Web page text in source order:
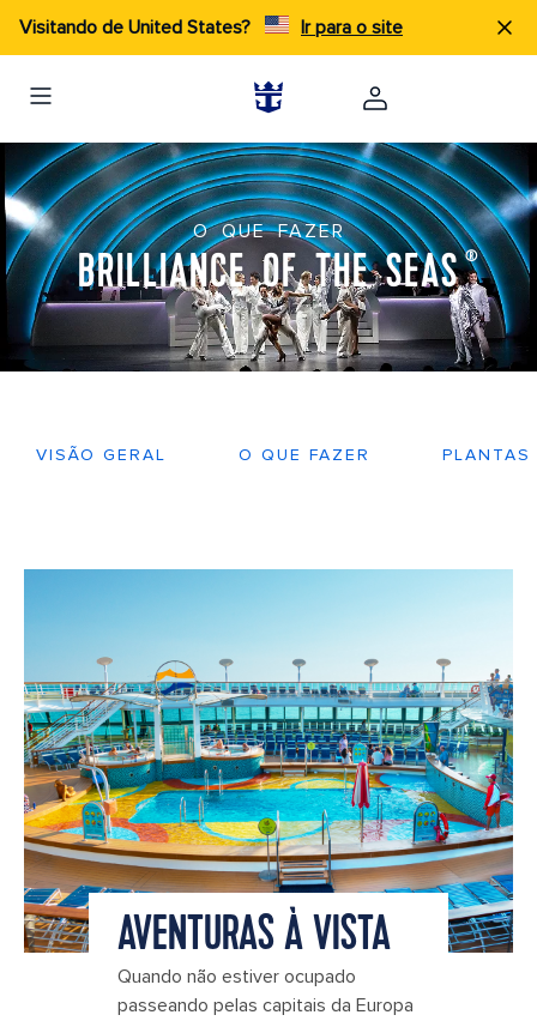
Visitando de United States? Ir para o site
O QUE FAZER
BRILLIANCE OF THE SEAS ®
VISÃO GERAL O QUE FAZER
AVENTURAS À VISTA
Quando não estiver ocupado
passeando pelas capitais da Europa